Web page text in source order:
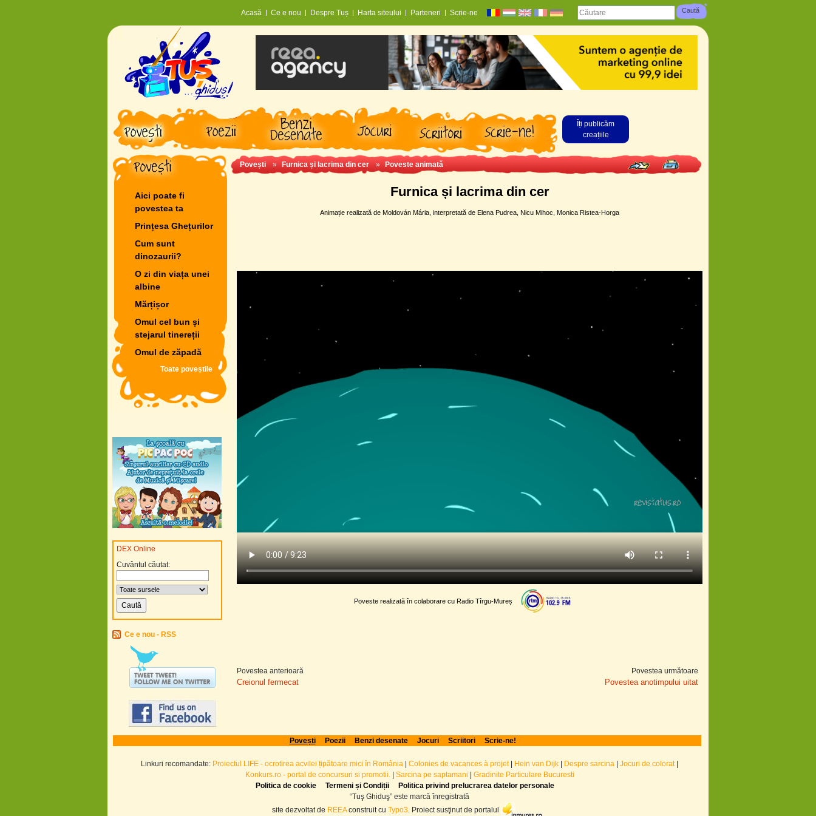
Acasă Ce e nou Despre Tuș Harta siteului Parteneri Scrie-ne
Îți publicăm
creațiile
Aici poate fi
povestea ta
Prințesa Ghețurilor
Cum sunt
dinozaurii?
O zi din viața unei
albine
Mărțișor
Omul cel bun și
stejarul tinereții
Omul de zăpadă
Toate poveștile
DEX Online
Cuvântul căutat:
Ce e nou - RSS
Povești » Furnica și lacrima din cer » Poveste animată
Furnica și lacrima din cer
Animație realizată de Moldován Mária, interpretată de Elena Pudrea, Nicu Mihoc, Monica Ristea-Horga
Poveste realizată în colaborare cu Radio Tîrgu-Mureș
Povestea anterioară
Creionul fermecat
Povestea următoare
Povestea anotimpului uitat
Povești Poezii Benzi desenate Jocuri Scriitori Scrie-ne!
Linkuri recomandate: Proiectul LIFE - ocrotirea acvilei țipătoare mici în România Colonies de vacances à projet| Hein van Dijk Despre sarcina Jocuri de colorat
Konkurs.ro - portal de concursuri si promotii.| Sarcina pe saptamani
Gradinite Particulare Bucuresti
Politica de cookie
Termeni și Condiții
Politica privind prelucrarea datelor personale
“Tuş Ghiduş” este marcă înregistrată
site dezvoltat de REEAconstruit cu Typo3 . Proiect susţinut de portalul